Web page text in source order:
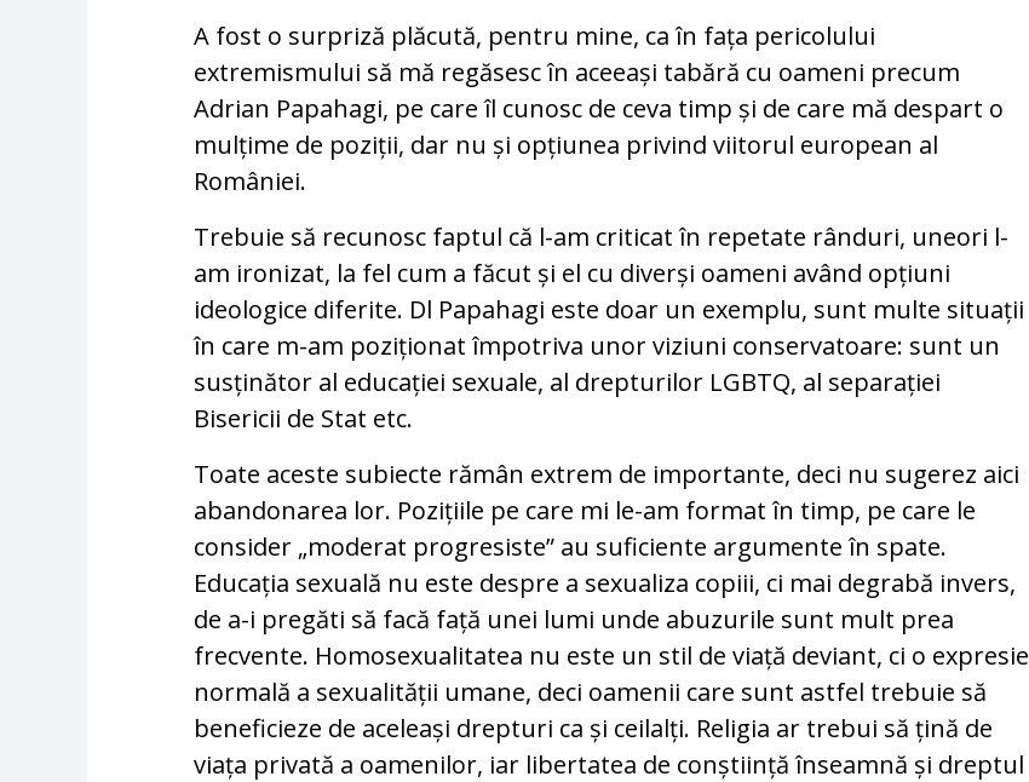
A fost o surpriză plăcută, pentru mine, ca în fața pericolului
extremismului să mă regăsesc în aceeași tabără cu oameni precum
Adrian Papahagi, pe care îl cunosc de ceva timp și de care mă despart o
mulțime de poziții, dar nu și opțiunea privind viitorul european al
României.
Trebuie să recunosc faptul că l-am criticat în repetate rânduri, uneori l-
am ironizat, la fel cum a făcut și el cu diverși oameni având opțiuni
ideologice diferite. Dl Papahagi este doar un exemplu, sunt multe situații
în care m-am poziționat împotriva unor viziuni conservatoare: sunt un
susținător al educației sexuale, al drepturilor LGBTQ, al separației
Bisericii de Stat etc.
Toate aceste subiecte rămân extrem de importante, deci nu sugerez aici
abandonarea lor. Pozițiile pe care mi le-am format în timp, pe care le
consider „moderat progresiste” au suficiente argumente în spate.
Educația sexuală nu este despre a sexualiza copiii, ci mai degrabă invers,
de a-i pregăti să facă față unei lumi unde abuzurile sunt mult prea
frecvente. Homosexualitatea nu este un stil de viață deviant, ci o expresie
normală a sexualității umane, deci oamenii care sunt astfel trebuie să
beneficieze de aceleași drepturi ca și ceilalți. Religia ar trebui să țină de
viața privată a oamenilor, iar libertatea de conștiință înseamnă și dreptul